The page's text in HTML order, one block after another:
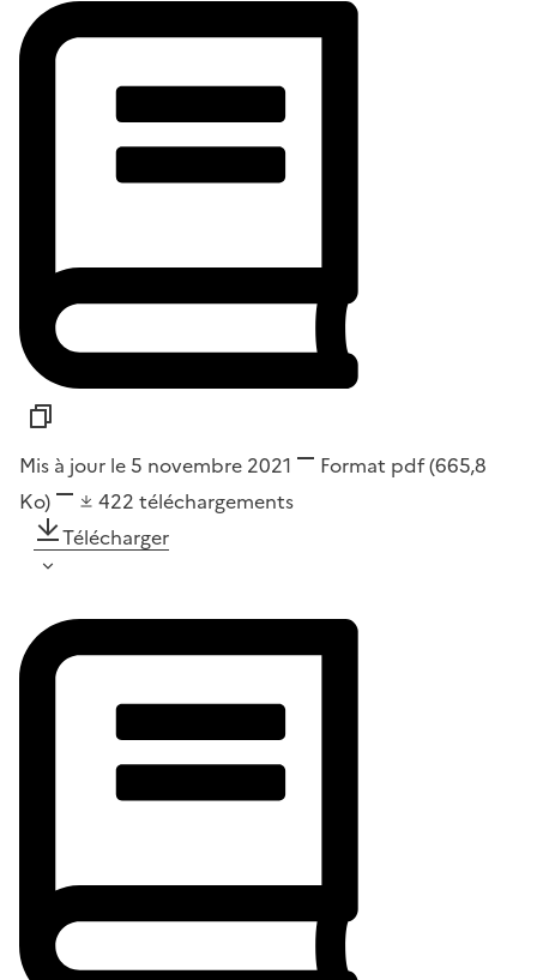
Mis à jour le 5 novembre 2021 Format pdf(665,8
Ko)
422 téléchargements
Télécharger